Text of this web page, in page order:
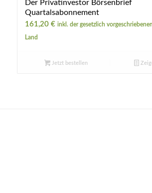
Der Privatinvestor Börsenbrief
Quartalsabonnement
161,20 € inkl. der gesetzlich
Land
Jetzt bestellen